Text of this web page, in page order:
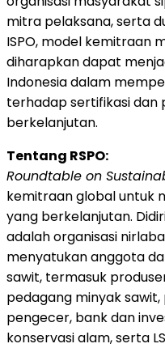
mitra pelaksana, serta
ISPO, model kemitraan
diharapkan dapat
Indonesia dalam
terhadap sertifikasi dan
berkelanjutan.
Tentang RSPO:
Roundtable on
kemitraan global untuk
yang berkelanjutan.
adalah organisasi
menyatukan anggota
sawit, termasuk
pedagang minyak
pengecer, bank dan
konservasi alam, serta